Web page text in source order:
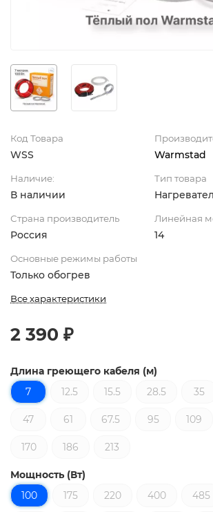
Код Товара
WSS Warmstad
Наличие:
В наличии
Тип товара
Страна производитель
Россия
Линейная
14
Основные режимы работы
Только обогрев
Все характеристики
2 390 ₽
Длина греющего кабеля (м)
7
12.5 15.5 28.5 35
47 61 67.5 95 109
170 186 213
Мощность (Вт)
100
175 220 400 485